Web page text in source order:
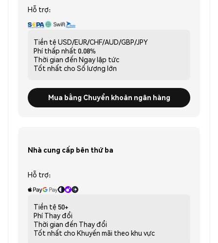
Hỗ trợ:
Tiền tệ USD/EUR/CHF/AUD/GBP/JPY
Phí thấp nhất 0.08%
Thời gian đến Ngay lập tức
Tốt nhất cho Số lượng lớn
Mua bằng Chuyển khoản ngân hàng
Nhà cung cấp bên thứ ba
Hỗ trợ:
Tiền tệ 50+
Phí Thay đổi
Thời gian đến Thay đổi
Tốt nhất cho Khuyến mãi theo khu vực